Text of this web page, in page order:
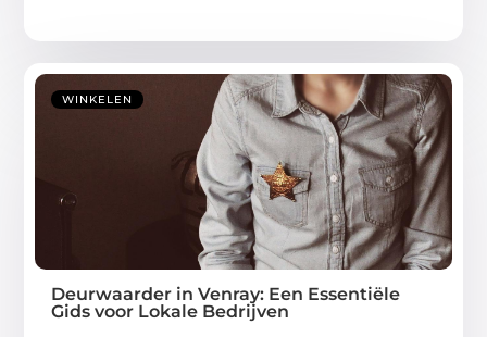
WINKELEN
Deurwaarder in Venray: Een Essentiële
Gids voor Lokale Bedrijven